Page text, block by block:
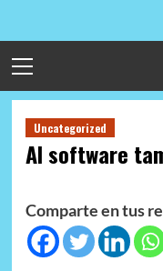
Menu
Uncategorized
Al software
Comparte en tus